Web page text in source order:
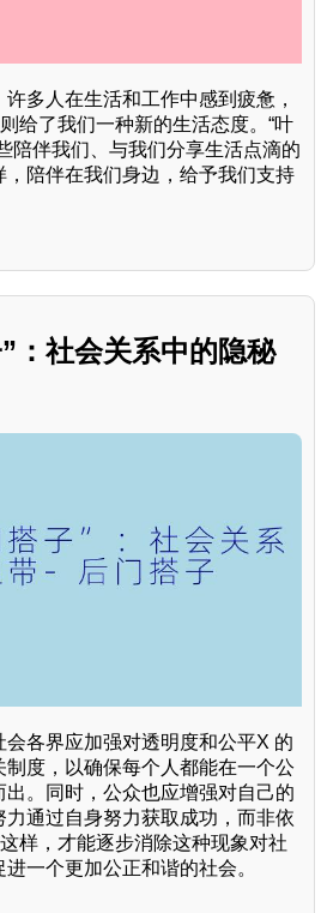
多人在生活和工作中感到疲惫，
给了我们一种新的生活态度。“叶
陪伴我们、与我们分享生活点滴的
，陪伴在我们身边，给予我们支持
：社会关系中的隐秘
各界应加强对透明度和公平X 的
度，以确保每个人都能在一个公
。同时，公众也应增强对自己的
通过自身努力获取成功，而非依
样，才能逐步消除这种现象对社
一个更加公正和谐的社会。